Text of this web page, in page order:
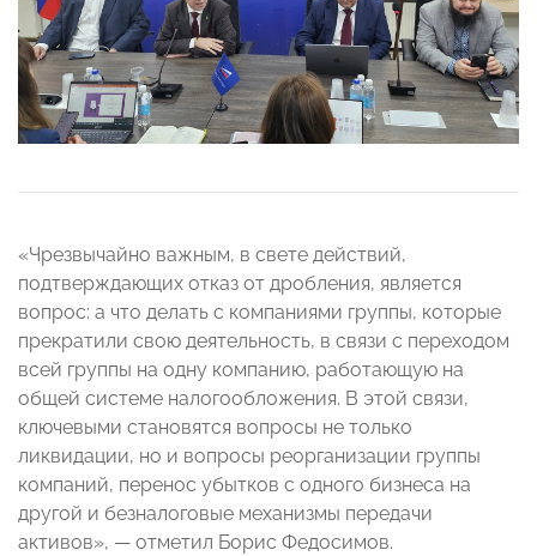
«Чрезвычайно важным, в свете действий,
подтверждающих отказ от дробления, является
вопрос: а что делать с компаниями группы, которые
прекратили свою деятельность, в связи с переходом
всей группы на одну компанию, работающую на
общей системе налогообложения. В этой связи,
ключевыми становятся вопросы не только
ликвидации, но и вопросы реорганизации группы
компаний, перенос убытков с одного бизнеса на
другой и безналоговые механизмы передачи
активов», — отметил Борис Федосимов.